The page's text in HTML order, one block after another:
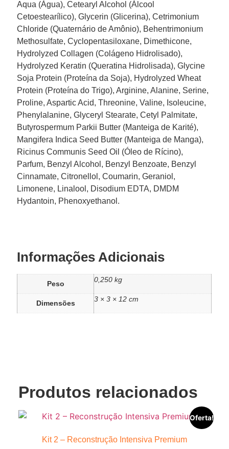
Aqua (Água), Cetearyl Alcohol (Álcool
Cetoestearílico), Glycerin (Glicerina), Cetrimonium
Chloride (Quaternário de Amônio), Behentrimonium
Methosulfate, Cyclopentasiloxane, Dimethicone,
Hydrolyzed Collagen (Colágeno Hidrolisado),
Hydrolyzed Keratin (Queratina Hidrolisada), Glycine
Soja Protein (Proteína da Soja), Hydrolyzed Wheat
Protein (Proteína do Trigo), Arginine, Alanine, Serine,
Proline, Aspartic Acid, Threonine, Valine, Isoleucine,
Phenylalanine, Glyceryl Stearate, Cetyl Palmitate,
Butyrospermum Parkii Butter (Manteiga de Karité),
Mangifera Indica Seed Butter (Manteiga de Manga),
Ricinus Communis Seed Oil (Óleo de Rícino),
Parfum, Benzyl Alcohol, Benzyl Benzoate, Benzyl
Cinnamate, Citronellol, Coumarin, Geraniol,
Limonene, Linalool, Disodium EDTA, DMDM
Hydantoin, Phenoxyethanol.
Informações Adicionais
Peso 0,250 kg
Dimensões 3 × 3 × 12 cm
Produtos relacionados
Oferta!
Kit 2 – Reconstrução Intensiva Premium